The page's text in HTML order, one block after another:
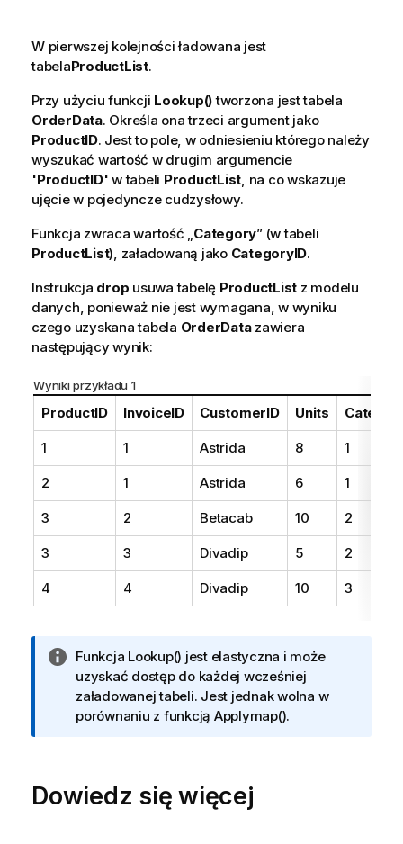
W pierwszej kolejności ładowana jest
tabelaProductList.
Przy użyciu funkcji Lookup()tworzona jest tabela
OrderData. Określa ona trzeci argument jako
ProductID. Jest to pole, w odniesieniu którego należy
wyszukać wartość w drugim argumencie
'ProductID' w tabeli ProductList, na co wskazuje
ujęcie w pojedyncze cudzysłowy.
Funkcja zwraca wartość „Category” (w tabeli
ProductList), załadowaną jako CategoryID.
Instrukcja drop usuwa tabelę ProductList z modelu
danych, ponieważ nie jest wymagana, w wyniku
czego uzyskana tabela OrderDatazawiera
następujący wynik:
Wyniki przykładu 1
ProductID InvoiceID CustomerID Units
1 1 Astrida 8 1
2 1 Astrida 6 1
3 2 Betacab 10 2
3 3 Divadip 5 2
4 4 Divadip 10 3
I
n
f
o
c
Funkcja Lookup() jest elastyczna i może
uzyskać dostęp do każdej wcześniej
załadowanej tabeli. Jest jednak wolna w
porównaniu z funkcją Applymap().
Dowiedz się więcej